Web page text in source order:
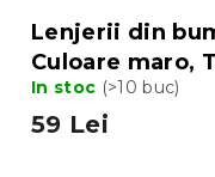
Lenjerii din
Culoare maro,
In stoc (>10 buc)
59 Lei